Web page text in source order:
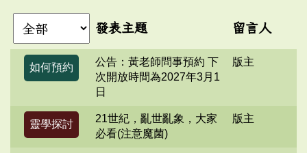
發表主題 留言人
如何預約
公告：黃老師問事預約 下
次開放時間為2027年3月1
日
版主
靈學探討
21世紀，亂世亂象，大家
必看(注意魔菌)
版主